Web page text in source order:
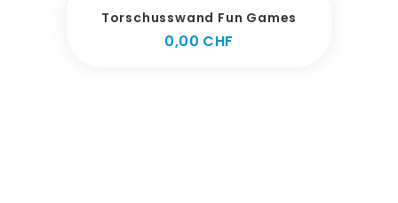
Torschusswand Fun Games
0,00 CHF